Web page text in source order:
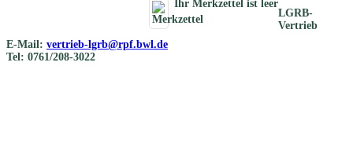
Ihr Merkzettel ist leer
LGRB-
Vertrieb
E-Mail: vertrieb-lgrb@rpf.bwl.de
Tel: 0761/208-3022